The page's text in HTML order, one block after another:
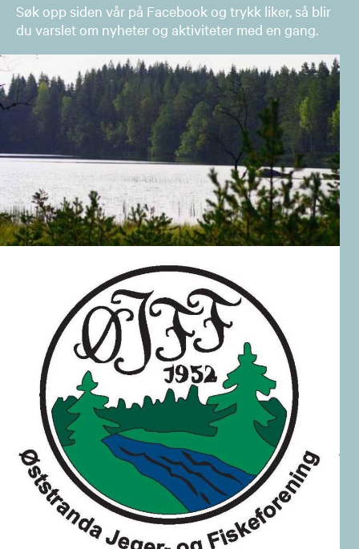
Søk opp siden vår på Facebook og trykk liker, så blir
du varslet om nyheter og aktiviteter med en gang.